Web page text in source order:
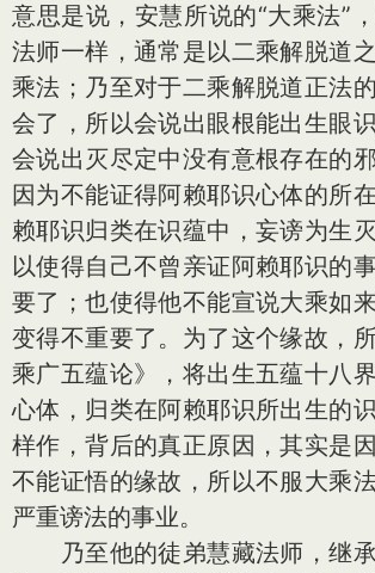
意思是说，安慧所说的“大乘法”
法师一样，通常是以二乘解脱道
乘法；乃至对于二乘解脱道正法
会了，所以会说出眼根能出生眼
会说出灭尽定中没有意根存在的
因为不能证得阿赖耶识心体的所
赖耶识归类在识蕴中，妄谤为生
以使得自己不曾亲证阿赖耶识的
要了；也使得他不能宣说大乘如
变得不重要了。为了这个缘故，
乘广五蕴论》，将出生五蕴十八
心体，归类在阿赖耶识所出生的
样作，背后的真正原因，其实是
不能证悟的缘故，所以不服大乘
严重谤法的事业。
乃至他的徒弟慧藏法师，继承